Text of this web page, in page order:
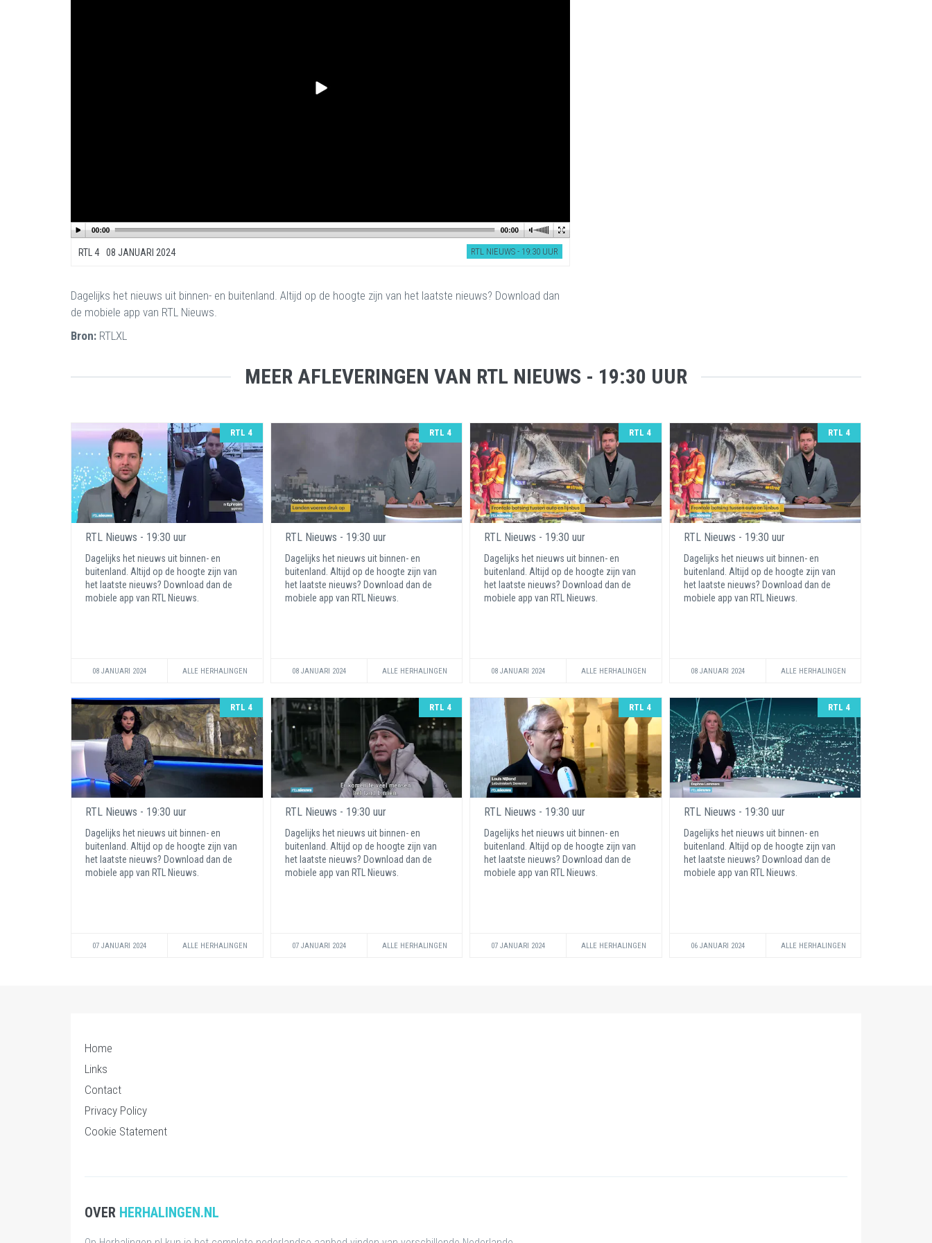
RTL 4 08 JANUARI 2024 RTL NIEUWS - 19:30 UUR
Dagelijks het nieuws uit binnen- en buitenland. Altijd op de hoogte zijn van het laatste nieuws? Download dan
de mobiele app van RTL Nieuws.
Bron: RTLXL
MEER AFLEVERINGEN VAN RTL NIEUWS - 19:30 UUR
RTL 4
RTL Nieuws - 19:30 uur
Dagelijks het nieuws uit binnen- en
buitenland. Altijd op de hoogte zijn van
het laatste nieuws? Download dan de
mobiele app van RTL Nieuws.
08 JANUARI 2024 ALLE HERHALINGEN
RTL 4
RTL Nieuws - 19:30 uur
Dagelijks het nieuws uit binnen- en
buitenland. Altijd op de hoogte zijn van
het laatste nieuws? Download dan de
mobiele app van RTL Nieuws.
08 JANUARI 2024 ALLE HERHALINGEN
RTL 4
RTL Nieuws - 19:30 uur
Dagelijks het nieuws uit binnen- en
buitenland. Altijd op de hoogte zijn van
het laatste nieuws? Download dan de
mobiele app van RTL Nieuws.
08 JANUARI 2024 ALLE HERHALINGEN
RTL 4
RTL Nieuws - 19:30 uur
Dagelijks het nieuws uit binnen- en
buitenland. Altijd op de hoogte zijn van
het laatste nieuws? Download dan de
mobiele app van RTL Nieuws.
08 JANUARI 2024 ALLE HERHALINGEN
RTL 4
RTL Nieuws - 19:30 uur
Dagelijks het nieuws uit binnen- en
buitenland. Altijd op de hoogte zijn van
het laatste nieuws? Download dan de
mobiele app van RTL Nieuws.
07 JANUARI 2024 ALLE HERHALINGEN
RTL 4
RTL Nieuws - 19:30 uur
Dagelijks het nieuws uit binnen- en
buitenland. Altijd op de hoogte zijn van
het laatste nieuws? Download dan de
mobiele app van RTL Nieuws.
07 JANUARI 2024 ALLE HERHALINGEN
RTL 4
RTL Nieuws - 19:30 uur
Dagelijks het nieuws uit binnen- en
buitenland. Altijd op de hoogte zijn van
het laatste nieuws? Download dan de
mobiele app van RTL Nieuws.
07 JANUARI 2024 ALLE HERHALINGEN
RTL 4
RTL Nieuws - 19:30 uur
Dagelijks het nieuws uit binnen- en
buitenland. Altijd op de hoogte zijn van
het laatste nieuws? Download dan de
mobiele app van RTL Nieuws.
06 JANUARI 2024 ALLE HERHALINGEN
Home
Links
Contact
Privacy Policy
Cookie Statement
OVER HERHALINGEN.NL